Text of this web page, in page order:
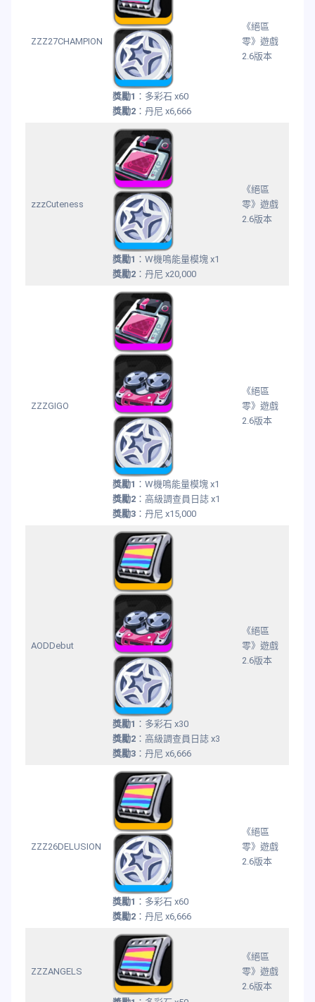
ZZZ27CHAMPION
獎勵1 ：多彩石 x60
獎勵2：丹尼 x6,666
《絕區
零》遊戲
2.6版本
zzzCuteness
獎勵1 ：W機鳴能量模塊 x1
獎勵2：丹尼 x20,000
《絕區
零》遊戲
2.6版本
ZZZGIGO
獎勵1 ：W機鳴能量模塊 x1
獎勵2：高級調查員日誌 x1
獎勵3：丹尼 x15,000
《絕區
零》遊戲
2.6版本
AODDebut
獎勵1 ：多彩石 x30
獎勵2：高級調查員日誌 x3
獎勵3：丹尼 x6,666
《絕區
零》遊戲
2.6版本
ZZZ26DELUSION
獎勵1 ：多彩石 x60
獎勵2：丹尼 x6,666
《絕區
零》遊戲
2.6版本
ZZZANGELS
《絕區
零》遊戲
2.6版本